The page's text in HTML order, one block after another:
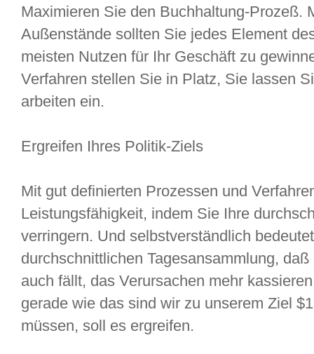
Maximieren Sie den Buchhaltung-Prozeß.
Außenstände sollten Sie jedes Element
meisten Nutzen für Ihr Geschäft zu
Verfahren stellen Sie in Platz, Sie lassen
arbeiten ein.
Ergreifen Ihres Politik-Ziels
Mit gut definierten Prozessen und
Leistungsfähigkeit, indem Sie Ihre
verringern. Und selbstverständlich
durchschnittlichen Tagesansammlung,
auch fällt, das Verursachen mehr
gerade wie das sind wir zu unserem Ziel
müssen, soll es ergreifen.